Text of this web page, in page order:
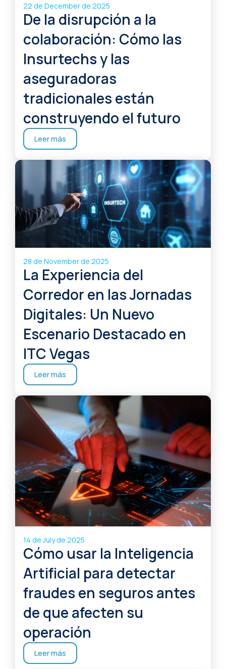
22 de December de 2025
De la disrupción a la
colaboración: Cómo las
Insurtechs y las
aseguradoras
tradicionales están
construyendo el futuro
Leer más
28 de November de 2025
La Experiencia del
Corredor en las Jornadas
Digitales: Un Nuevo
Escenario Destacado en
ITC Vegas
Leer más
14 de July de 2025
Cómo usar la Inteligencia
Artificial para detectar
fraudes en seguros antes
de que afecten su
operación
Leer más